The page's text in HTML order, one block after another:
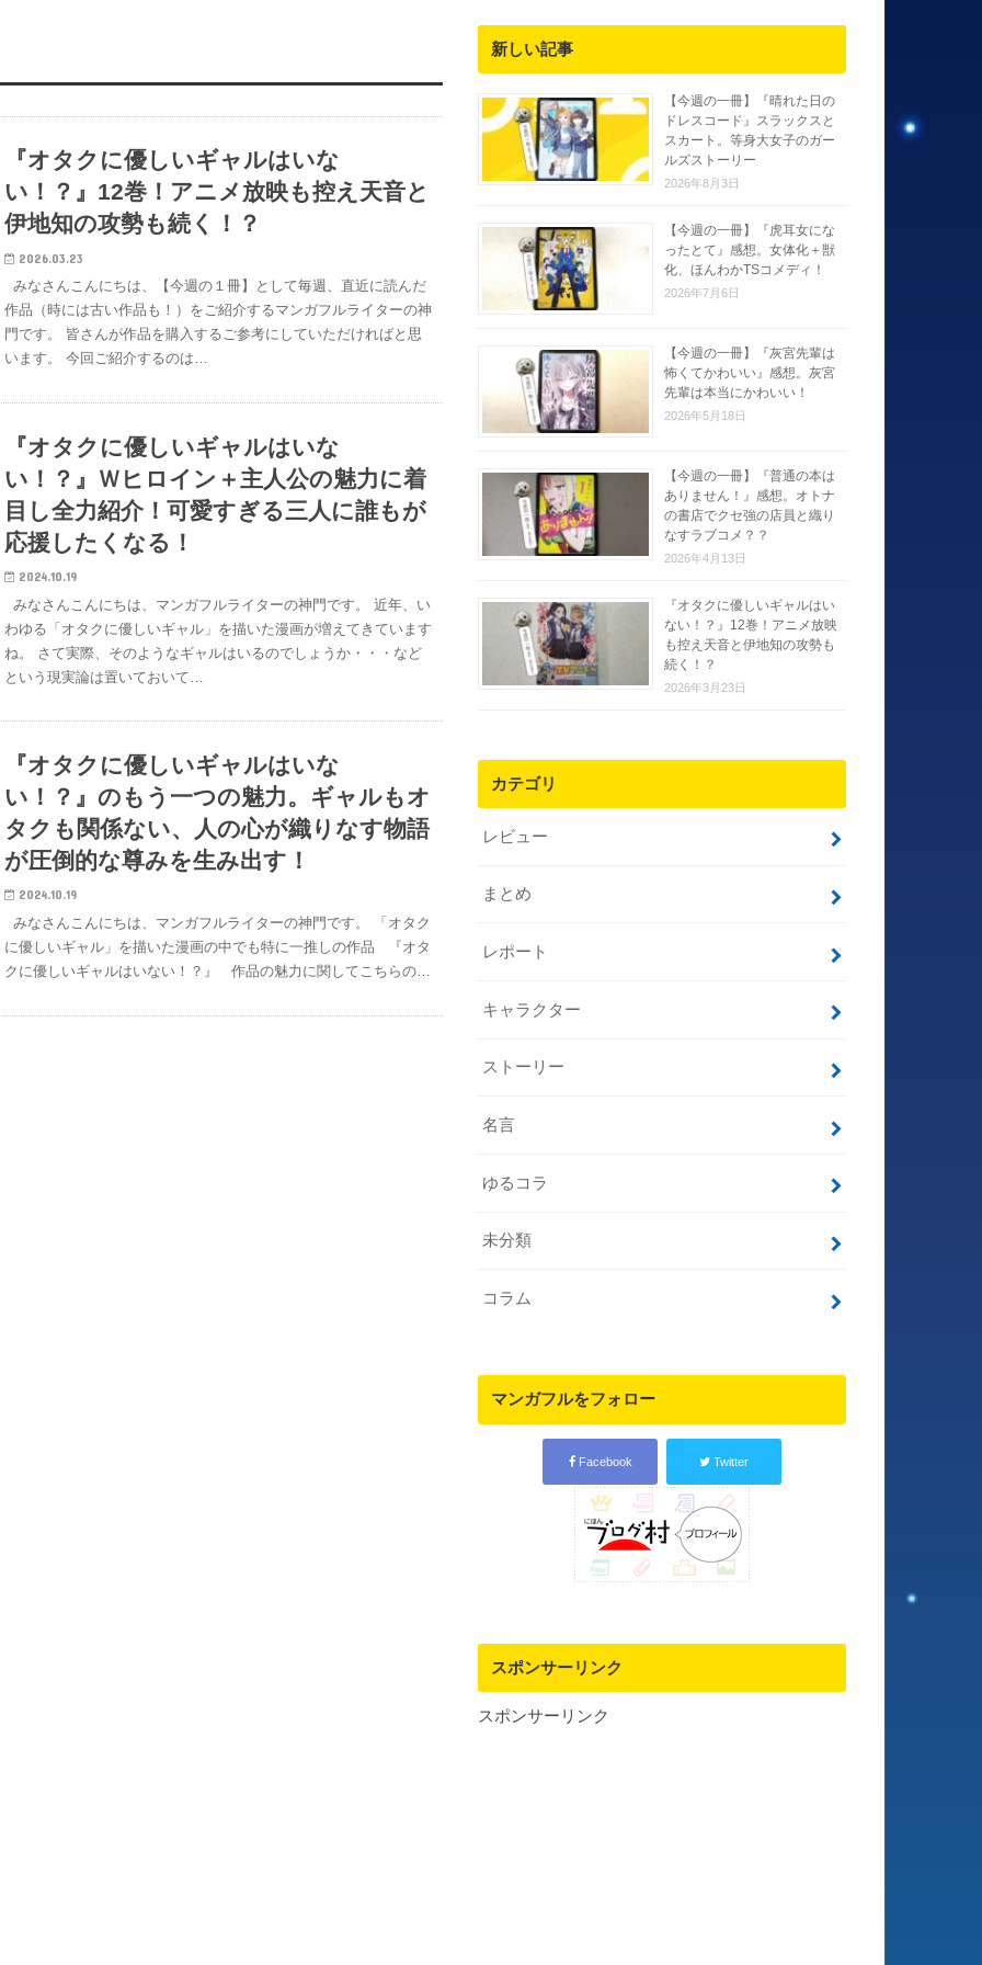
『オタクに優しいギャルはいな
い！？』12巻！アニメ放映も控え天音と
伊地知の攻勢も続く！？
2026.03.23
みなさんこんにちは、【今週の１冊】として毎週、直近に読んだ
作品（時には古い作品も！）をご紹介するマンガフルライターの神
門です。 皆さんが作品を購入するご参考にしていただければと思
います。 今回ご紹介するのは…
『オタクに優しいギャルはいな
い！？』Ｗヒロイン＋主人公の魅力に着
目し全力紹介！可愛すぎる三人に誰もが
応援したくなる！
2024.10.19
みなさんこんにちは、マンガフルライターの神門です。 近年、い
わゆる「オタクに優しいギャル」を描いた漫画が増えてきています
ね。 さて実際、そのようなギャルはいるのでしょうか・・・など
という現実論は置いておいて…
『オタクに優しいギャルはいな
い！？』のもう一つの魅力。ギャルもオ
タクも関係ない、人の心が織りなす物語
が圧倒的な尊みを生み出す！
2024.10.19
みなさんこんにちは、マンガフルライターの神門です。 「オタク
に優しいギャル」を描いた漫画の中でも特に一推しの作品 『オタ
クに優しいギャルはいない！？』 作品の魅力に関してこちらの…
新しい記事
【今週の一冊】『晴れた日の
ドレスコード』スラックスと
スカート。等身大女子のガー
ルズストーリー
2026年8月3日
【今週の一冊】『虎耳女にな
ったとて』感想。女体化＋獣
化、ほんわかTSコメディ！
2026年7月6日
【今週の一冊】『灰宮先輩は
怖くてかわいい』感想。灰宮
先輩は本当にかわいい！
2026年5月18日
【今週の一冊】『普通の本は
ありません！』感想。オトナ
の書店でクセ強の店員と織り
なすラブコメ？？
2026年4月13日
『オタクに優しいギャルはい
ない！？』12巻！アニメ放映
も控え天音と伊地知の攻勢も
続く！？
2026年3月23日
カテゴリ
レビュー
まとめ
レポート
キャラクター
ストーリー
名言
ゆるコラ
未分類
コラム
マンガフルをフォロー
Facebook Twitter
スポンサーリンク
スポンサーリンク